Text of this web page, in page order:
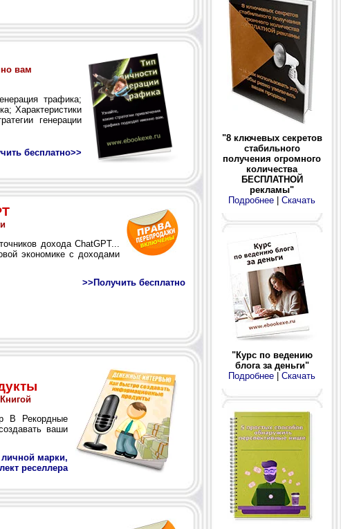
вам
трафика;
Характеристики
генерации
бесплатно>>
дохода ChatGPT...
экономике с доходами
>>Получить бесплатно
В Рекордные
ваши
марки,
реселлера
"8 ключевых секретов
стабильного
получения огромного
количества
БЕСПЛАТНОЙ
рекламы"
Подробнее
Скачать
"Курс по ведению
блога за деньги"
Подробнее | Скачать